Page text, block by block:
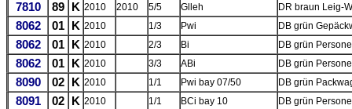
7810 89 K 2010 2010 5/5 Glleh DR braun Leig-
8062 01 K 2010 1/3 Pwi DB grün
8062 01 K 2010 2/3 Bi DB grün
8062 01 K 2010 3/3 ABi DB grün
8090 02 K 2010 1/1 Pwi bay 07/50 DB grün
8091 02 K 2010 1/1 BCi bay 10 DB grün